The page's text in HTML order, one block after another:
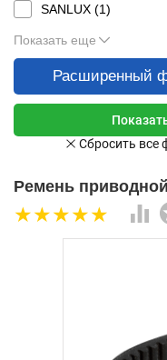
SANLUX (1)
Показать еще
Расширенный
Ремень